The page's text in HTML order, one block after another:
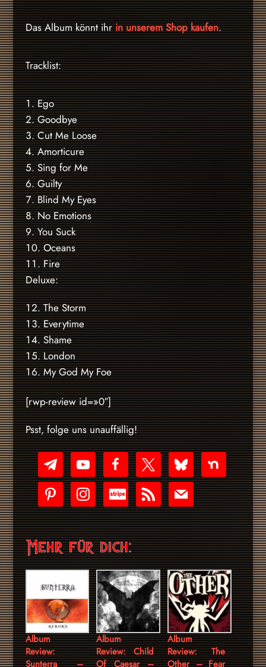
Das Album könnt ihrin unserem Shop kaufen.
Tracklist:
Ego
Goodbye
Cut Me Loose
Amorticure
Sing for Me
Guilty
Blind My Eyes
No Emotions
You Suck
Oceans
Fire
Deluxe:
The Storm
Everytime
Shame
London
My God My Foe
[rwp-review id=»0″]
Psst, folge uns unauffällig!
telegramyoutube-
play
facebookx blueskynextdoor
pinterestinstagram
cc-
stripe
rss mail
Mehr für dich:
Album
Review:
Sunterra –
Album
Review: Child
Of Caesar –
Album
Review: The
Other – Fear